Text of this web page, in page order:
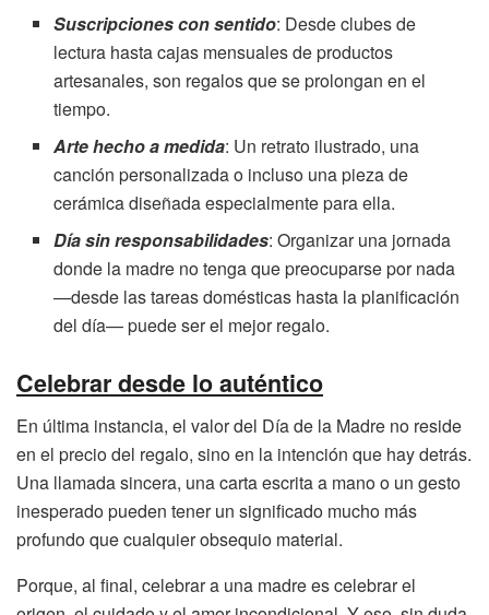
Suscripciones con sentido: Desde clubes de
lectura hasta cajas mensuales de productos
artesanales, son regalos que se prolongan en el
tiempo.
Arte hecho a medida: Un retrato ilustrado, una
canción personalizada o incluso una pieza de
cerámica diseñada especialmente para ella.
Día sin responsabilidades: Organizar una jornada
donde la madre no tenga que preocuparse por nada
—desde las tareas domésticas hasta la planificación
del día— puede ser el mejor regalo.
Celebrar desde lo auténtico
En última instancia, el valor del Día de la Madre no reside
en el precio del regalo, sino en la intención que hay detrás.
Una llamada sincera, una carta escrita a mano o un gesto
inesperado pueden tener un significado mucho más
profundo que cualquier obsequio material.
Porque, al final, celebrar a una madre es celebrar el